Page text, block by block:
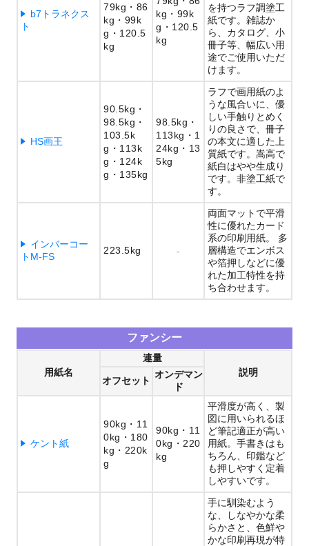
b7トラネクス
ト
79kg
86
kg
99k
g
120.5
kg
kg
99k
g
120.5
kg
を持つラフ調塗工
紙です。雑誌か
ら、カタログ、小
冊子等、幅広い用
途でご使用いただ
けます。
HS画王
90.5kg
98.5kg
103.5k
g
113k
g
124k
g
135kg
98.5kg
113kg
1
24kg
13
5kg
ラフで画用紙のよ
うな風合いに、優
しい手触りとめく
りの良さで、冊子
の本文に適した上
質紙です。嵩高で
紙白はやや生成り
です。非塗工紙で
す。
インバーコー
トM-FS
223.5kg -
両面マットで平滑
性に優れたカード
系の印刷用紙。 多
層構造でエンボス
や箔押しなどに優
れた加工特性を持
ち合わせます。
ファンシー
用紙名
連量
説明
オフセット
オンデマン
ド
ケント紙
90kg
11
0kg
180
kg
220k
g
90kg
11
0kg
220
kg
平滑度が高く、製
図に用いられるほ
ど筆記適正が高い
用紙。手書きはも
ちろん、印鑑など
も押しやすく定着
しやすいです。
手に馴染むよう
な、しなやかな柔
らかさと、色鮮や
かな印刷再現が特